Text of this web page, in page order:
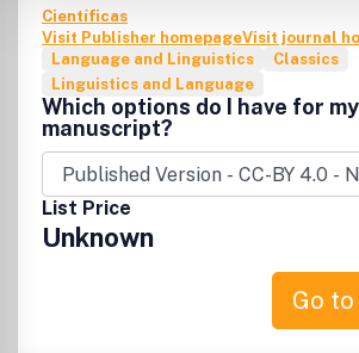
Científicas
Visit Publisher homepageVisit journal
Language and Linguistics
Classics
Linguistics and Language
Which options do I have for my
manuscript?
List Price
Unknown
Go